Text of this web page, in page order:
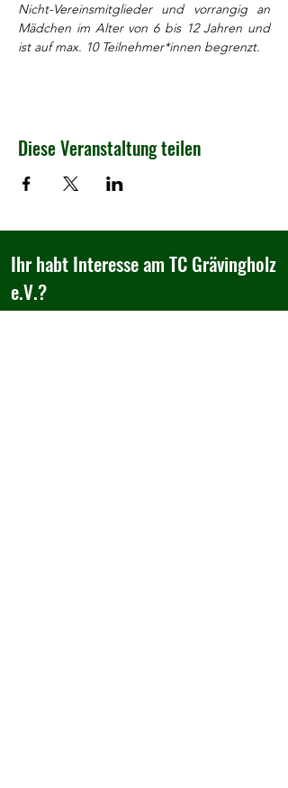
Nicht-Vereinsmitglieder und vorrangig an
Mädchen im Alter von 6 bis 12 Jahren und
ist auf max. 10 Teilnehmer*innen begrenzt.
Diese Veranstaltung teilen
Ihr habt Interesse am TC Grävingholz
e.V.?